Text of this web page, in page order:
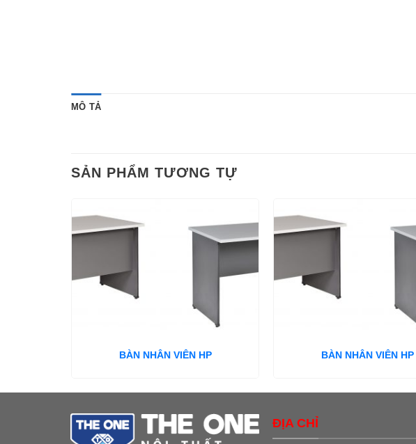
MÔ TẢ
SẢN PHẨM TƯƠNG TỰ
BÀN NHÂN VIÊN HP BÀN NHÂN VIÊN HP
ĐỊA CHỈ